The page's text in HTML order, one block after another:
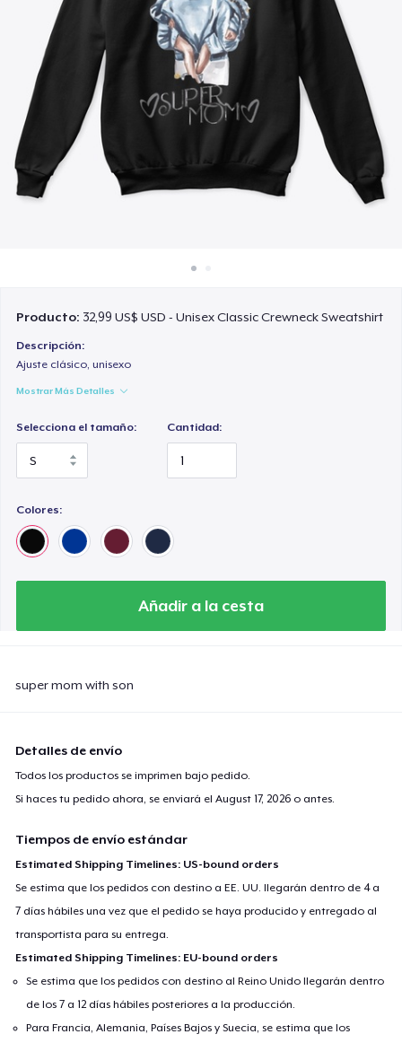
Venda en todas partes
Venda lo que sea
Producto: 32,99 US$ USD - Unisex Classic Crewneck Sweatshirt
Descripción:
Ajuste clásico, unisexo
Mostrar Más Detalles
Selecciona el tamaño: Cantidad:
Colores:
Añadir a la cesta
super mom with son
Detalles de envío
Todos los productos se imprimen bajo pedido.
Si haces tu pedido ahora, se enviará elAugust 17, 2026 o antes.
Tiempos de envío estándar
Estimated Shipping Timelines: US-bound orders
Se estima que los pedidos con destino a EE. UU. llegarán dentro de 4 a
7 días hábiles una vez que el pedido se haya producido y entregado al
transportista para su entrega.
Estimated Shipping Timelines: EU-bound orders
Se estima que los pedidos con destino al Reino Unido llegarán dentro
de los 7 a 12 días hábiles posteriores a la producción.
Para Francia, Alemania, Países Bajos y Suecia, se estima que los